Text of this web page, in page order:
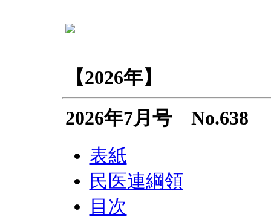
【2026年】
2026年7月号 No.638
表紙
民医連綱領
目次